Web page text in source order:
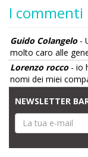
I commenti
Guido Colangelo -
molto caro alle
Lorenzo rocco- io
nomi dei miei
NEWSLETTER